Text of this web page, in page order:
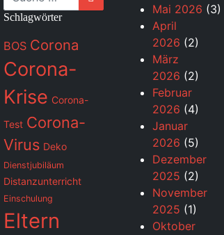
Schlagwörter
BOS Corona
Corona-
Krise Corona-
Test Corona-
Virus Deko
Dienstjubiläum
Distanzunterricht
Einschulung
Eltern
Mai 2026 (3)
April
2026 (2)
März
2026 (2)
Februar
2026 (4)
Januar
2026 (5)
Dezember
2025 (2)
November
2025 (1)
Oktober